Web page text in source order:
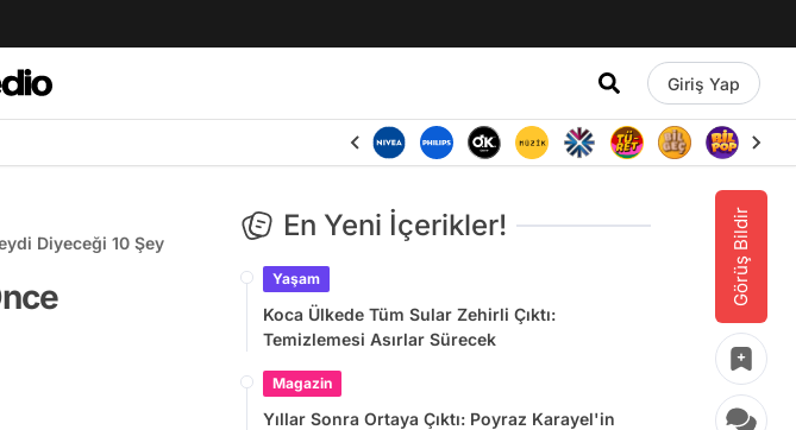
Giriş Yap
Görüş Bildir
Diyeceği 10 Şey
En Yeni İçerikler!
Yaşam
Koca Ülkede Tüm Sular Zehirli Çıktı:
Temizlemesi Asırlar Sürecek
Magazin
Yıllar Sonra Ortaya Çıktı: Poyraz Karayel'in